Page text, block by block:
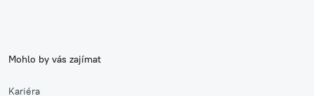
Mohlo by vás zajímat
Kariéra